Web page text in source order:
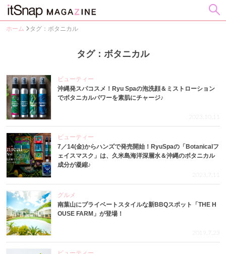
ホーム タグ：ボタニカル
タグ：ボタニカル
ビューティー
沖縄発スパコスメ！Ryu Spaの泡洗顔＆ミストローション
でボタニカルパワーを素肌にチャージ♪
2023.10.11
ビューティー
7／14(金)からハンズで発売開始！RyuSpaの「Botanicalフ
ェイスマスク」は、久米島海洋深層水＆沖縄のボタニカル
成分が凝縮♪
2023.7.11
グルメ
南葉山にプライベートスタイルな新BBQスポット「THE H
OUSE FARM」が登場！
2019.7.23